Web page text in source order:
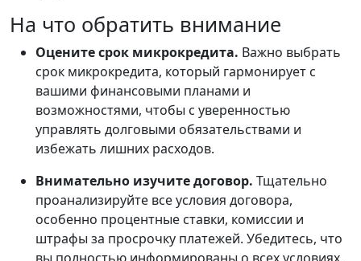
На что обратить внимание
Оцените срок микрокредита. Важно выбрать
срок микрокредита, который гармонирует с
вашими финансовыми планами и
возможностями, чтобы с уверенностью
управлять долговыми обязательствами и
избежать лишних расходов.
Внимательно изучите договор. Тщательно
проанализируйте все условия договора,
особенно процентные ставки, комиссии и
штрафы за просрочку платежей. Убедитесь, что